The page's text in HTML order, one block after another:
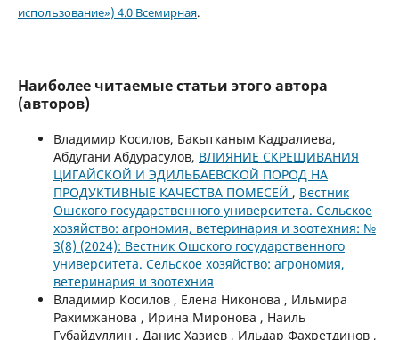
использование») 4.0 Всемирная.
Наиболее читаемые статьи этого автора
(авторов)
Владимир Косилов, Бакытканым Кадралиева,
Абдугани Абдурасулов, ВЛИЯНИЕ СКРЕЩИВАНИЯ
ЦИГАЙСКОЙ И ЭДИЛЬБАЕВСКОЙ ПОРОД НА
ПРОДУКТИВНЫЕ КАЧЕСТВА ПОМЕСЕЙ , Вестник
Ошского государственного университета. Сельское
хозяйство: агрономия, ветеринария и зоотехния: №
3(8) (2024): Вестник Ошского государственного
университета. Сельское хозяйство: агрономия,
ветеринария и зоотехния
Владимир Косилов , Елена Никонова , Ильмира
Рахимжанова , Ирина Миронова , Наиль
Губайдуллин , Данис Хазиев , Ильдар Фахретдинов ,